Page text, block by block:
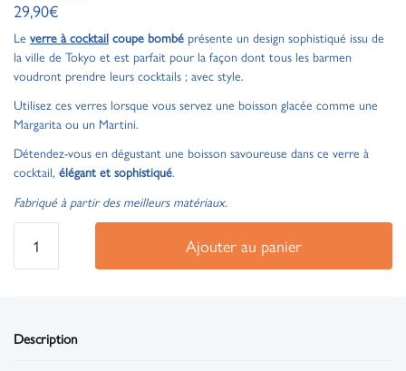
29,90€
Le verre à cocktail coupe bombé présente un design sophistiqué issu de
la ville de Tokyo et est parfait pour la façon dont tous les barmen
voudront prendre leurs cocktails ; avec style.
Utilisez ces verres lorsque vous servez une boisson glacée comme une
Margarita ou un Martini.
Détendez-vous en dégustant une boisson savoureuse dans ce verre à
cocktail, élégant et sophistiqué.
Fabriqué à partir des meilleurs matériaux.
Ajouter au panier
Description